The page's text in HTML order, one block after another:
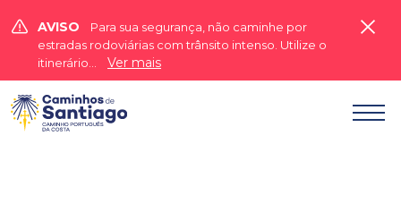
 AVISO
Para sua segurança, não caminhe por
estradas rodoviárias com trânsito intenso. Utilize o
itinerário...
Ver mais


Questões Gerais Aplicação Mobile